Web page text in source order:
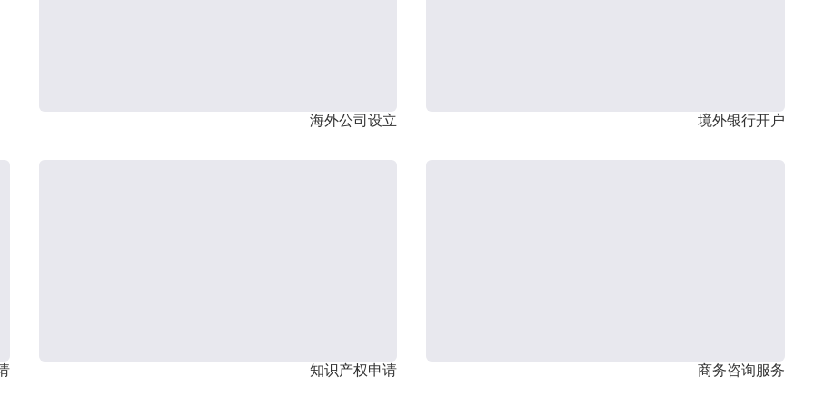
海外公司设立 境外银行开户
知识产权申请 商务咨询服务